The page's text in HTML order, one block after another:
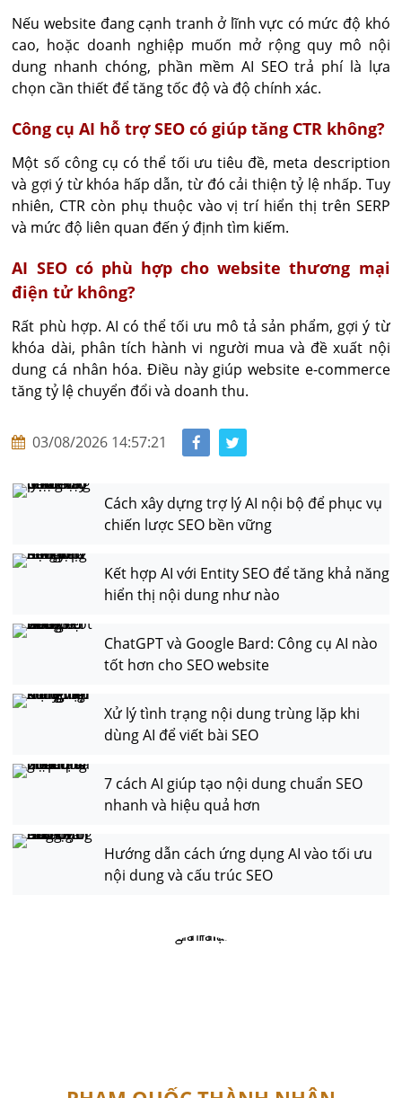
Nếu website đang cạnh tranh ở lĩnh vực có mức độ khó
cao, hoặc doanh nghiệp muốn mở rộng quy mô nội
dung nhanh chóng, phần mềm AI SEO trả phí là lựa
chọn cần thiết để tăng tốc độ và độ chính xác.
Công cụ AI hỗ trợ SEO có giúp tăng CTR không?
Một số công cụ có thể tối ưu tiêu đề, meta description
và gợi ý từ khóa hấp dẫn, từ đó cải thiện tỷ lệ nhấp. Tuy
nhiên, CTR còn phụ thuộc vào vị trí hiển thị trên SERP
và mức độ liên quan đến ý định tìm kiếm.
AI SEO có phù hợp cho website thương mại
điện tử không?
Rất phù hợp. AI có thể tối ưu mô tả sản phẩm, gợi ý từ
khóa dài, phân tích hành vi người mua và đề xuất nội
dung cá nhân hóa. Điều này giúp website e-commerce
tăng tỷ lệ chuyển đổi và doanh thu.
03/08/2026 14:57:21
Cách xây dựng trợ lý AI nội bộ để phục vụ
chiến lược SEO bền vững
Kết hợp AI với Entity SEO để tăng khả năng
hiển thị nội dung như nào
ChatGPT và Google Bard: Công cụ AI nào
tốt hơn cho SEO website
Xử lý tình trạng nội dung trùng lặp khi
dùng AI để viết bài SEO
7 cách AI giúp tạo nội dung chuẩn SEO
nhanh và hiệu quả hơn
Hướng dẫn cách ứng dụng AI vào tối ưu
nội dung và cấu trúc SEO